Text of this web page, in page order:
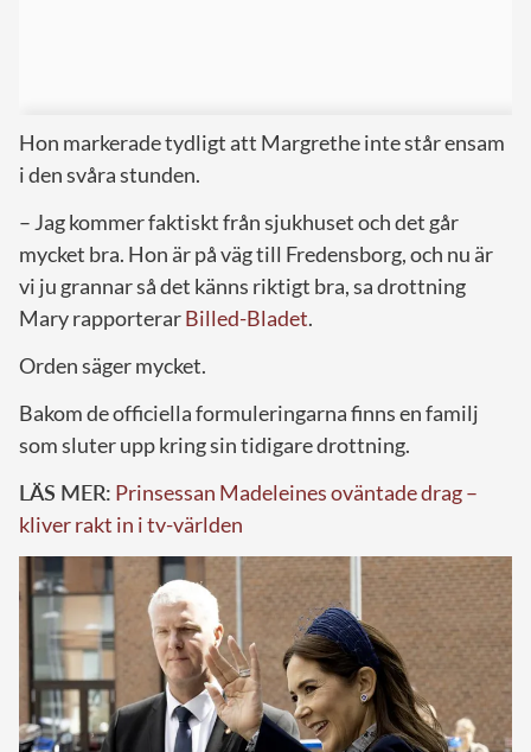
Hon markerade tydligt att Margrethe inte står ensam
i den svåra stunden.
– Jag kommer faktiskt från sjukhuset och det går
mycket bra. Hon är på väg till Fredensborg, och nu är
vi ju grannar så det känns riktigt bra, sa drottning
Mary rapporterarBilled-Bladet.
Orden säger mycket.
Bakom de officiella formuleringarna finns en familj
som sluter upp kring sin tidigare drottning.
LÄS MER: Prinsessan Madeleines oväntade drag –
kliver rakt in i tv-världen